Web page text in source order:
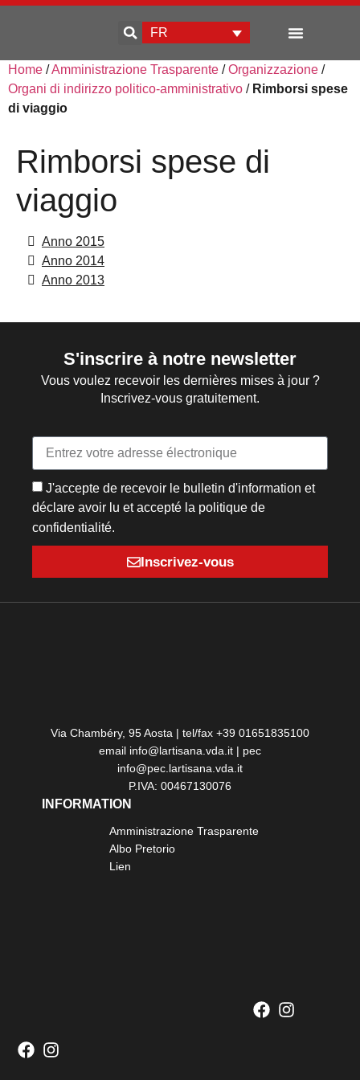
FR
Home /Amministrazione Trasparente /Organizzazione /
Organi di indirizzo politico-amministrativo / Rimborsi spese
di viaggio
Rimborsi spese di
viaggio
Anno 2015
Anno 2014
Anno 2013
S'inscrire à notre newsletter
Vous voulez recevoir les dernières mises à jour ?
Inscrivez-vous gratuitement.
J'accepte de recevoir le bulletin d'information et
déclare avoir lu et accepté la politique de
confidentialité.
Inscrivez-vous
Via Chambéry, 95 Aosta | tel/fax +39 01651835100
email info@lartisana.vda.it | pec
info@pec.lartisana.vda.it
P.IVA: 00467130076
INFORMATION
Amministrazione Trasparente
Albo Pretorio
Lien